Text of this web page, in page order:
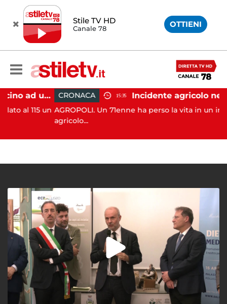
Stile TV HD
Canale 78 OTTIENI
Salerno, incendio vicino ad un traliccio: tempestivi i soccorsi
115 un
CRONACA 15:35
AGROPOLI. Un 71enne ha perso la vita in un incidente
agricolo...